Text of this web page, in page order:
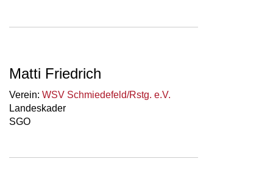
Matti Friedrich
Verein: WSV Schmiedefeld/Rstg. e.V.
Landeskader
SGO